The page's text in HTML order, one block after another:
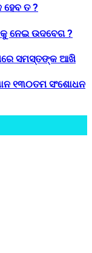
ହେବ ତ ?
ନେଇ ଉଦବେଗ ?
ସମସ୍ତଙ୍କ ଆଖି
୧୩୦ତମ ସଂଶୋଧନ